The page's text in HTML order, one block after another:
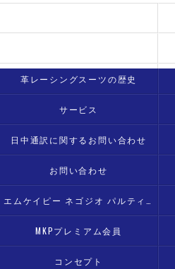
革レーシングスーツの歴史
サービス
日中通訳に関するお問い合わせ
お問い合わせ
MKPプレミアム会員
コンセプト